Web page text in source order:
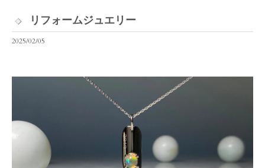
リフォームジュエリー
2025/02/05